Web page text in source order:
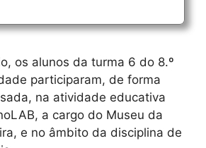
os alunos da turma 6 do 8.º
participaram, de forma
na atividade educativa
a cargo do Museu da
e no âmbito da disciplina de